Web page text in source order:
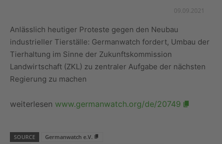
09.09.2021
Anlässlich heutiger Proteste gegen den Neubau
industrieller Tierställe: Germanwatch fordert, Umbau der
Tierhaltung im Sinne der Zukunftskommission
Landwirtschaft (ZKL) zu zentraler Aufgabe der nächsten
Regierung zu machen
weiterlesen www.germanwatch.org/de/20749
SOURCE
Germanwatch e.V.